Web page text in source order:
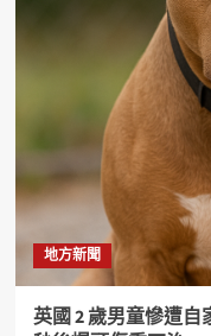
地方新聞
英國 2 歲男童慘遭